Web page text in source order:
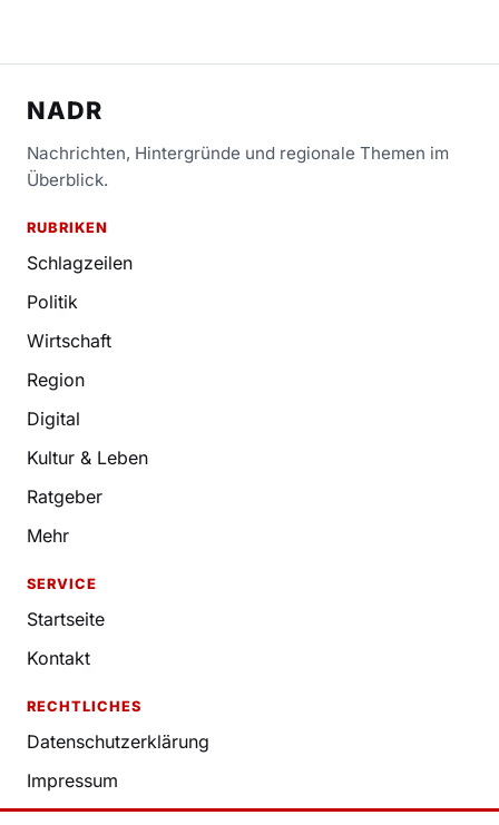
NADR
Nachrichten, Hintergründe und regionale Themen im
Überblick.
RUBRIKEN
Schlagzeilen
Politik
Wirtschaft
Region
Digital
Kultur & Leben
Ratgeber
Mehr
SERVICE
Startseite
Kontakt
RECHTLICHES
Datenschutzerklärung
Impressum